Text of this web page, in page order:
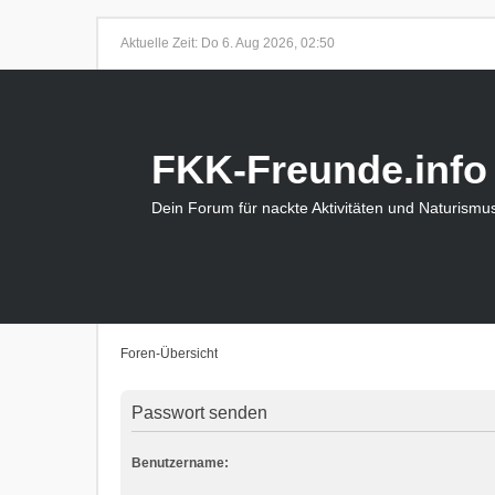
Aktuelle Zeit: Do 6. Aug 2026, 02:50
FKK-Freunde.info
Dein Forum für nackte Aktivitäten und
Foren-Übersicht
Passwort senden
Benutzername: